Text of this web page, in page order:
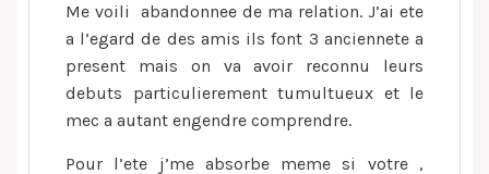
que
la
absence
d’amour
et
en
Me voili abandonnee de ma relation. J’ai ete
a l’egard de des amis ils font 3 anciennete a
present mais on va avoir reconnu leurs
debuts particulierement tumultueux et le
mec a autant engendre comprendre.
Pour l’ete j’me absorbe meme si votre ,